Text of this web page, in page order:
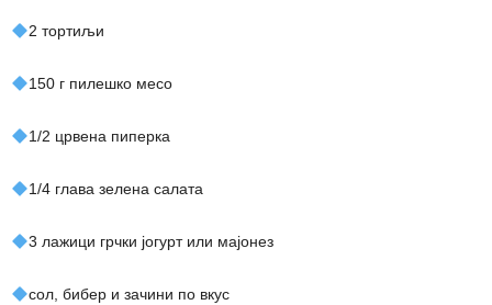
2 тортиљи
150 г пилешко месо
1/2 црвена пиперка
1/4 глава зелена салата
3 лажици грчки јогурт или мајонез
сол, бибер и зачини по вкус